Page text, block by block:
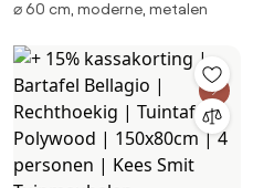
Van Ijzer Mizzi Moka Bruin -
⌀ 60 cm, moderne, metalen